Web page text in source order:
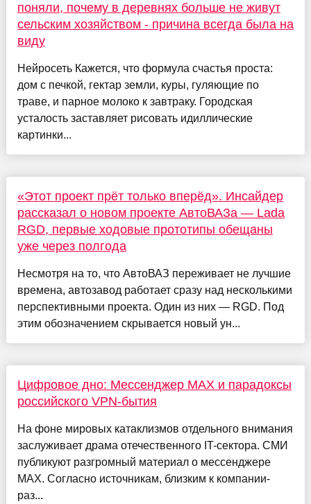
поняли, почему в деревнях больше не живут
сельским хозяйством - причина всегда была на
виду
Нейросеть Кажется, что формула счастья проста:
дом с печкой, гектар земли, куры, гуляющие по
траве, и парное молоко к завтраку. Городская
усталость заставляет рисовать идиллические
картинки...
«Этот проект прёт только вперёд». Инсайдер
рассказал о новом проекте АвтоВАЗа — Lada
RGD, первые ходовые прототипы обещаны
уже через полгода
Несмотря на то, что АвтоВАЗ переживает не лучшие
времена, автозавод работает сразу над несколькими
перспективными проекта. Один из них — RGD. Под
этим обозначением скрывается новый ун...
Цифровое дно: Мессенджер MAX и парадоксы
российского VPN-бытия
На фоне мировых катаклизмов отдельного внимания
заслуживает драма отечественного IT-сектора. СМИ
публикуют разгромный материал о мессенджере
MAX. Согласно источникам, близким к компании-
раз...